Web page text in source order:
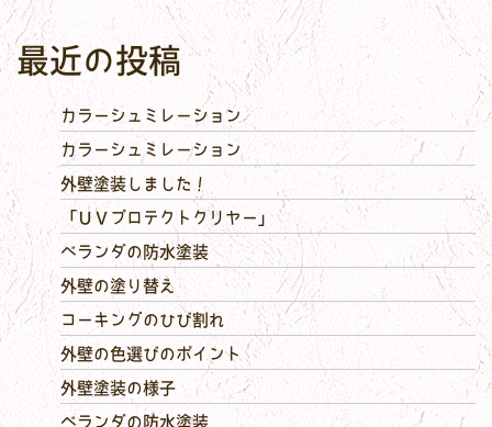
最近の投稿
カラーシュミレーション
カラーシュミレーション
外壁塗装しました！
「ＵＶプロテクトクリヤー」
ベランダの防水塗装
外壁の塗り替え
コーキングのひび割れ
外壁の色選びのポイント
外壁塗装の様子
ベランダの防水塗装